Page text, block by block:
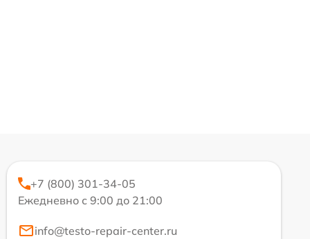
+7 (800) 301-34-05
Ежедневно с 9:00 до 21:00
info@testo-repair-center.ru